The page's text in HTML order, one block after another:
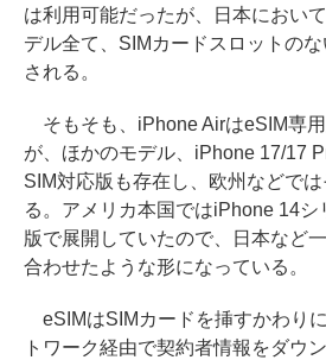
は利用可能だったが、日本におい
デル全て、SIMカードスロットの
される。
そもそも、iPhone AirはeSIM専
が、ほかのモデル、iPhone 17/17
SIM対応版も存在し、欧州などで
る。アメリカ本国ではiPhone 14シ
版で展開していたので、日本など
合わせたような形になっている。
eSIMはSIMカードを挿すかわり
トワーク経由で契約者情報をダウ